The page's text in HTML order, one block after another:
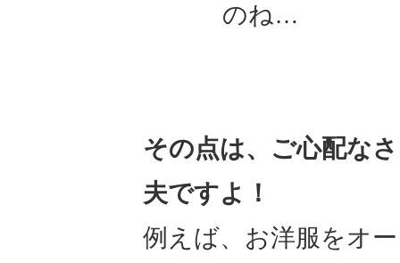
のね…
その点は、ご心配な
夫ですよ！
例えば、お洋服をオ